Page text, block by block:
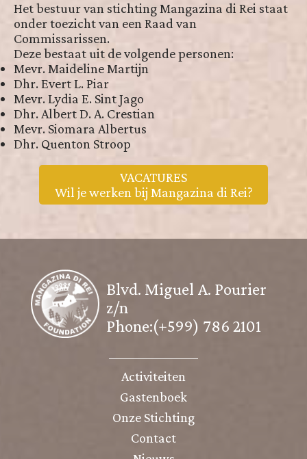
Het bestuur van stichting Mangazina di Rei staat
onder toezicht van een Raad van
Commissarissen.
Deze bestaat uit de volgende personen:
Mevr. Maideline Martijn
Dhr. Evert L. Piar
Mevr. Lydia E. Sint Jago
Dhr. Albert D. A. Crestian
Mevr. Siomara Albertus
Dhr. Quenton Stroop
VACATURES
Wil je werken bij Mangazina di Rei?
Blvd. Miguel A. Pourier
z/n
Phone:(+599) 786 2101
Activiteiten
Gastenboek
Onze Stichting
Contact